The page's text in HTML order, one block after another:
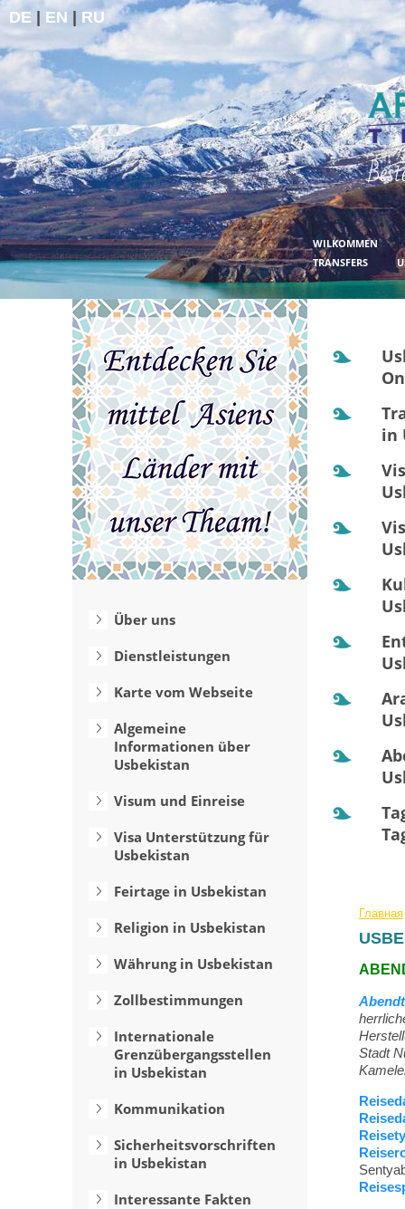
WILKOMMEN
TRANSFERS
DE EN RU
in
Über uns
Dienstleistungen
Karte vom Webseite
Algemeine
Informationen über
Usbekistan
Visum und Einreise
Visa Unterstützung für
Usbekistan
Feirtage in Usbekistan
Religion in Usbekistan
Währung in Usbekistan
Zollbestimmungen
Internationale
Grenzübergangsstellen
in Usbekistan
Kommunikation
Sicherheitsvorschriften
in Usbekistan
Interessante Fakten
Главная
Stadt